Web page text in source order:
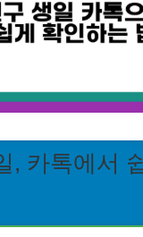
, 카톡에서